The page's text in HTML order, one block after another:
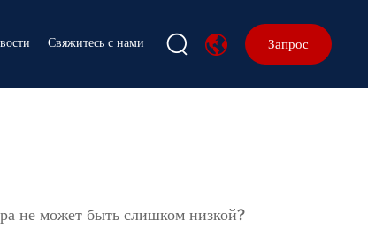
Свяжитесь с нами Запрос
не может быть слишком низкой?